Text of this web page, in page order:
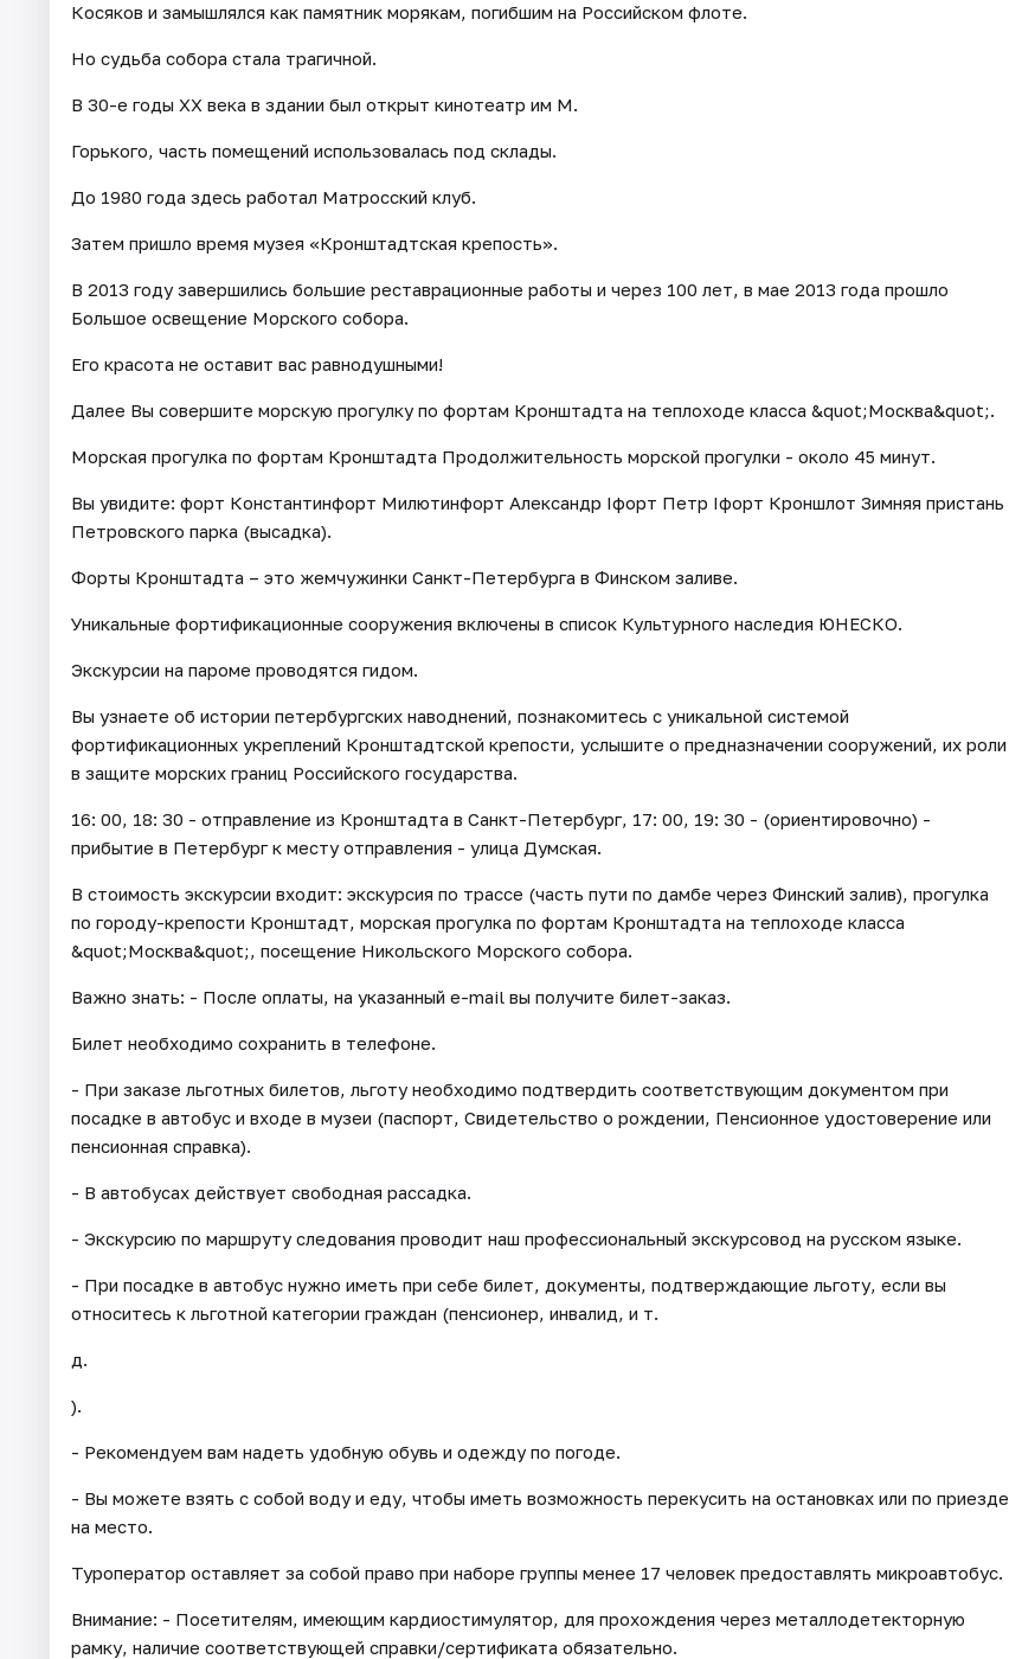
Косяков и замышлялся как памятник морякам, погибшим на Российском флоте.
Но судьба собора стала трагичной.
В 30-е годы XX века в здании был открыт кинотеатр им М.
Горького, часть помещений использовалась под склады.
До 1980 года здесь работал Матросский клуб.
Затем пришло время музея «Кронштадтская крепость».
В 2013 году завершились большие реставрационные работы и через 100 лет, в мае 2013 года прошло
Большое освещение Морского собора.
Его красота не оставит вас равнодушными!
Далее Вы совершите морскую прогулку по фортам Кронштадта на теплоходе класса &quot;Москва&quot;.
Морская прогулка по фортам Кронштадта Продолжительность морской прогулки - около 45 минут.
Вы увидите: форт Константинфорт Милютинфорт Александр Iфорт Петр Iфорт Кроншлот Зимняя пристань
Петровского парка (высадка).
Форты Кронштадта – это жемчужинки Санкт-Петербурга в Финском заливе.
Уникальные фортификационные сооружения включены в список Культурного наследия ЮНЕСКО.
Экскурсии на пароме проводятся гидом.
Вы узнаете об истории петербургских наводнений, познакомитесь с уникальной системой
фортификационных укреплений Кронштадтской крепости, услышите о предназначении сооружений, их роли
в защите морских границ Российского государства.
16: 00, 18: 30 - отправление из Кронштадта в Санкт-Петербург, 17: 00, 19: 30 - (ориентировочно) -
прибытие в Петербург к месту отправления - улица Думская.
В стоимость экскурсии входит: экскурсия по трассе (часть пути по дамбе через Финский залив), прогулка
по городу-крепости Кронштадт, морская прогулка по фортам Кронштадта на теплоходе класса
&quot;Москва&quot;, посещение Никольского Морского собора.
Важно знать: - После оплаты, на указанный e-mail вы получите билет-заказ.
Билет необходимо сохранить в телефоне.
- При заказе льготных билетов, льготу необходимо подтвердить соответствующим документом при
посадке в автобус и входе в музеи (паспорт, Свидетельство о рождении, Пенсионное удостоверение или
пенсионная справка).
- В автобусах действует свободная рассадка.
- Экскурсию по маршруту следования проводит наш профессиональный экскурсовод на русском языке.
- При посадке в автобус нужно иметь при себе билет, документы, подтверждающие льготу, если вы
относитесь к льготной категории граждан (пенсионер, инвалид, и т.
д.
).
- Рекомендуем вам надеть удобную обувь и одежду по погоде.
- Вы можете взять с собой воду и еду, чтобы иметь возможность перекусить на остановках или по приезде
на место.
Туроператор оставляет за собой право при наборе группы менее 17 человек предоставлять микроавтобус.
Внимание: - Посетителям, имеющим кардиостимулятор, для прохождения через металлодетекторную
рамку, наличие соответствующей справки/сертификата обязательно.